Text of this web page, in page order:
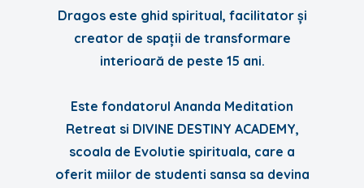
Dragos este ghid spiritual, facilitator și
creator de spații de transformare
interioară de peste 15 ani.
Este fondatorul Ananda Meditation
Retreat si DIVINE DESTINY ACADEMY,
scoala de Evolutie spirituala, care a
oferit miilor de studenti sansa sa devina